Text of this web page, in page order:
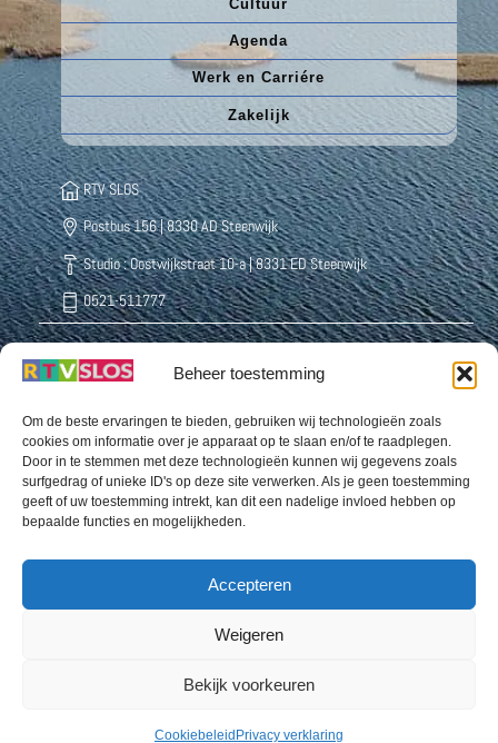
Beheer toestemming
Om de beste ervaringen te bieden, gebruiken wij technologieën zoals
cookies om informatie over je apparaat op te slaan en/of te raadplegen.
Door in te stemmen met deze technologieën kunnen wij gegevens zoals
surfgedrag of unieke ID's op deze site verwerken. Als je geen toestemming
geeft of uw toestemming intrekt, kan dit een nadelige invloed hebben op
bepaalde functies en mogelijkheden.
Accepteren
Weigeren
Bekijk voorkeuren
Cookiebeleid Privacy verklaring
Cultuur
Agenda
Werk en Carriére
Zakelijk
RTV SLOS
Postbus 156 | 8330 AD Steenwijk
Studio : Oostwijkstraat 10-a | 8331 ED Steenwijk
0521-511777
Radio Weststellingwerf Centraal
Buurthuisstraat 5 8391 CD Noordwolde
0561-432222
Snellingerdijk 39 | 8431 EJ Oosterwolde
0516-520770 (b.g.g.: 06 8232 0148)